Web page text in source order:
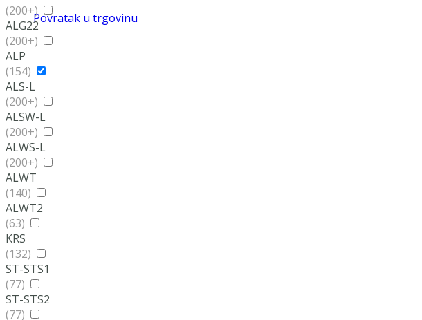
Povratak u trgovinu
(200+)
ALG22
(200+)
ALP
(154)
ALS-L
(200+)
ALSW-L
(200+)
ALWS-L
(200+)
ALWT
(140)
ALWT2
(63)
KRS
(132)
ST-STS1
(77)
ST-STS2
(77)